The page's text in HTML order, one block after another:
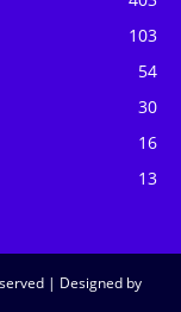
103
54
30
16
13
| Designed by